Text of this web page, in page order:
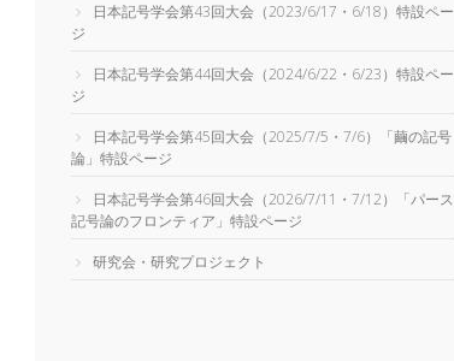
日本記号学会第43回大会（2023/6/17・6/18）特設ペー
ジ
日本記号学会第44回大会（2024/6/22・6/23）特設ペー
ジ
日本記号学会第45回大会（2025/7/5・7/6）「繭の記号
論」特設ページ
日本記号学会第46回大会（2026/7/11・7/12）「パース
記号論のフロンティア」特設ページ
研究会・研究プロジェクト